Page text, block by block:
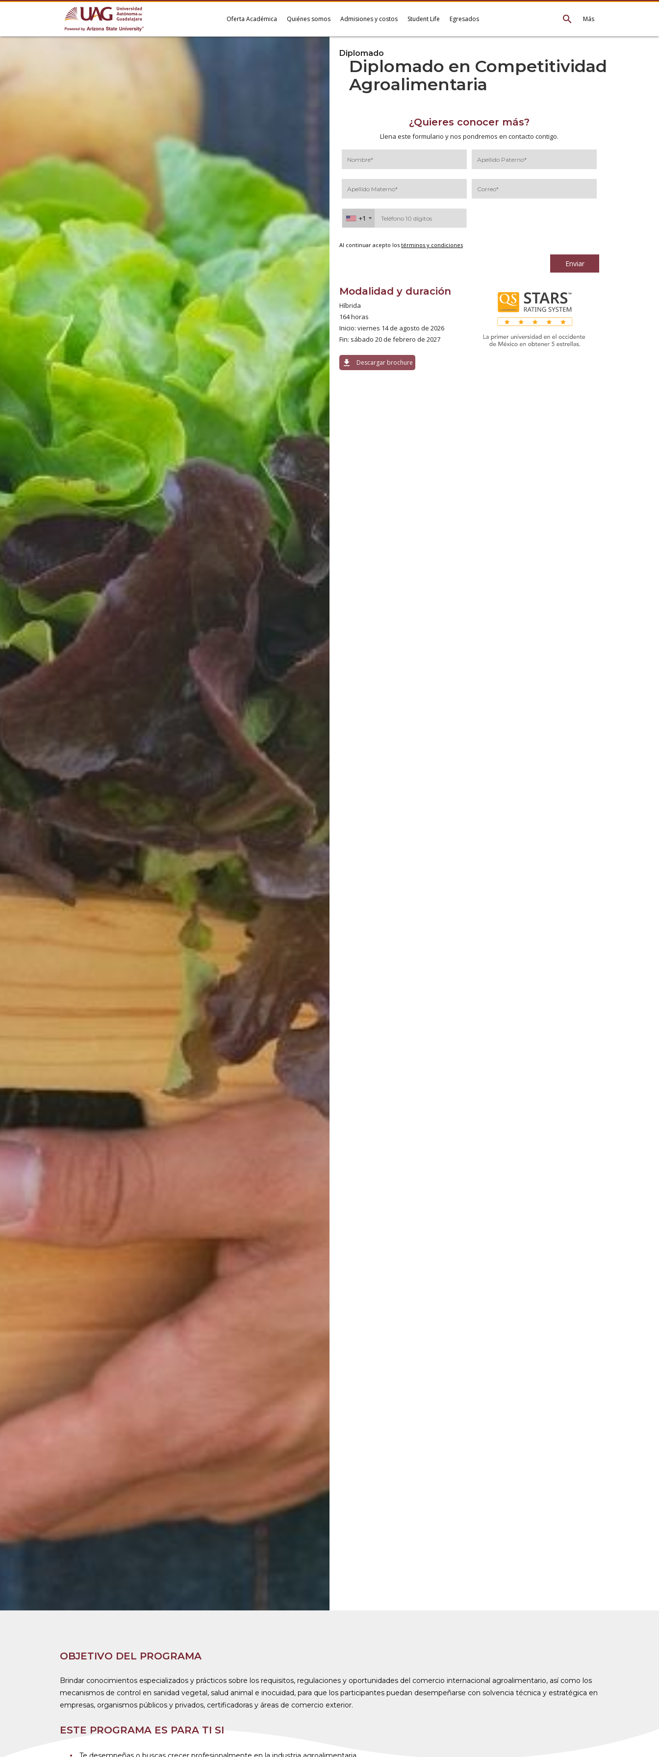
Más
search
Oferta Académica Quiénes somos Admisiones y costos Student Life Egresados
Diplomado
Diplomado en Competitividad
Agroalimentaria
¿Quieres conocer más?
Llena este formulario y nos pondremos en contacto contigo.
+1
+1
Al continuar acepto los términos y condiciones
Enviar
Modalidad y duración
Híbrida
164 horas
Inicio: viernes 14 de agosto de 2026
Fin: sábado 20 de febrero de 2027
download Descargar brochure
OBJETIVO DEL PROGRAMA
Brindar conocimientos especializados y prácticos sobre los requisitos, regulaciones y oportunidades del comercio internacional agroalimentario, así como los
mecanismos de control en sanidad vegetal, salud animal e inocuidad, para que los participantes puedan desempeñarse con solvencia técnica y estratégica en
empresas, organismos públicos y privados, certificadoras y áreas de comercio exterior.
ESTE PROGRAMA ES PARA TI SI